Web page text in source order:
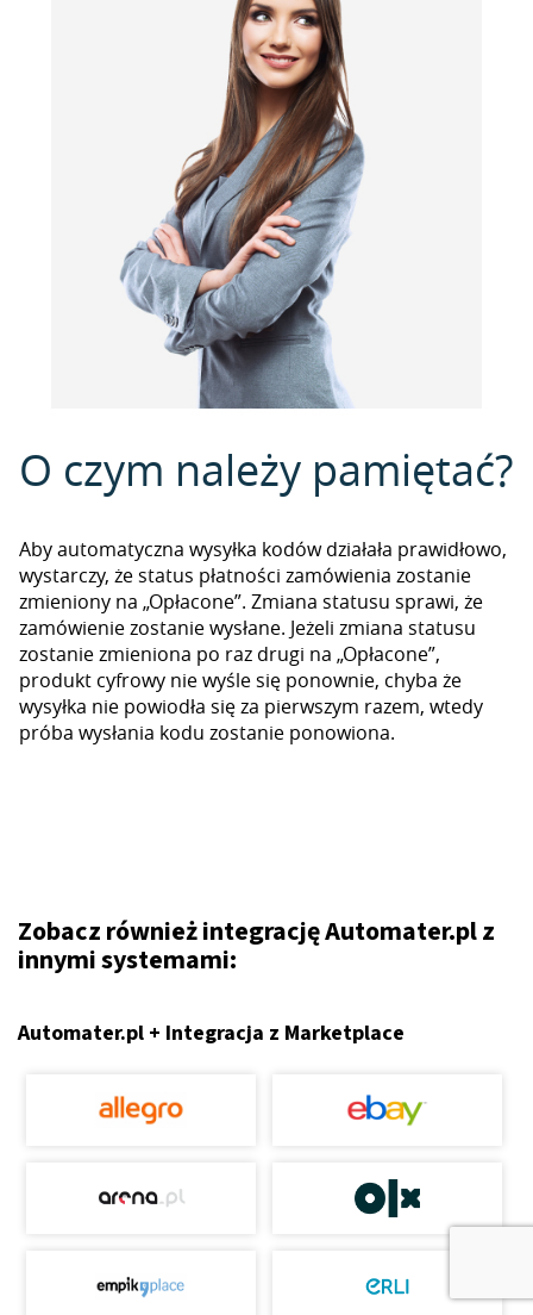
O czym należy pamiętać?
Aby automatyczna wysyłka kodów działała prawidłowo,
wystarczy, że status płatności zamówienia zostanie
zmieniony na „Opłacone”. Zmiana statusu sprawi, że
zamówienie zostanie wysłane. Jeżeli zmiana statusu
zostanie zmieniona po raz drugi na „Opłacone”,
produkt cyfrowy nie wyśle się ponownie, chyba że
wysyłka nie powiodła się za pierwszym razem, wtedy
próba wysłania kodu zostanie ponowiona.
Zobacz również integrację Automater.pl z
innymi systemami:
Automater.pl + Integracja z Marketplace